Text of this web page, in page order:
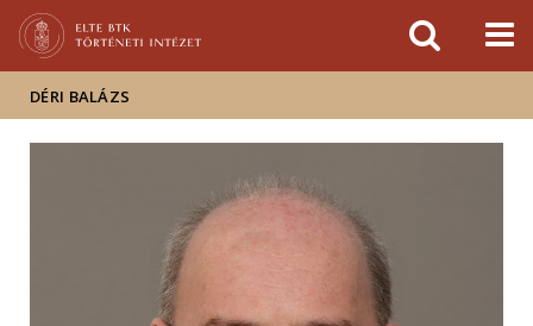
sajtóban
DÉRI BALÁZS